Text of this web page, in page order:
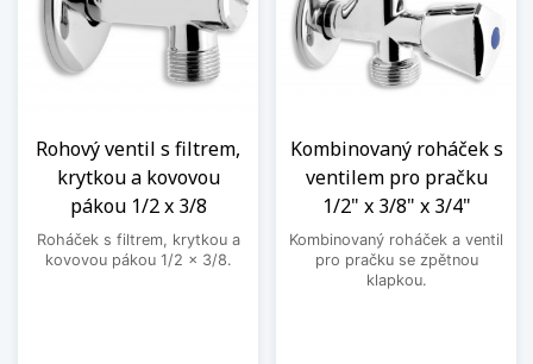
Rohový ventil s filtrem,
krytkou a kovovou
pákou 1/2 x 3/8
Roháček s filtrem, krytkou a
kovovou pákou 1/2 x 3/8.
Kombinovaný roháček s
ventilem pro pračku
1/2" x 3/8" x 3/4"
Kombinovaný roháček a ventil
pro pračku se zpětnou
klapkou.